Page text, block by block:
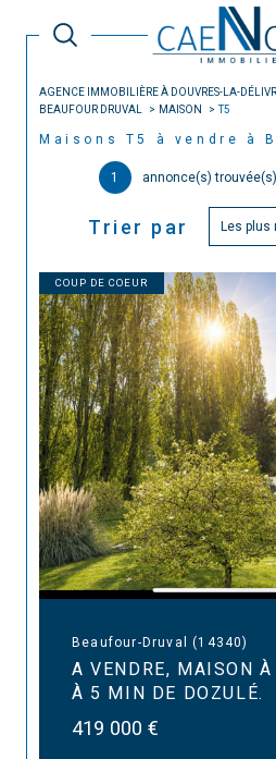
AGENCE IMMOBILIÈRE À DOUVRES-LA-
BEAUFOUR DRUVAL
MAISON T5
Maisons T5 à vendre à
1 annonce(s)
Trier par Les plus
Beaufour-Druval (14340)
A VENDRE, MAISON À
À 5 MIN DE DOZULÉ.
419 000 €
COUP DE COEUR